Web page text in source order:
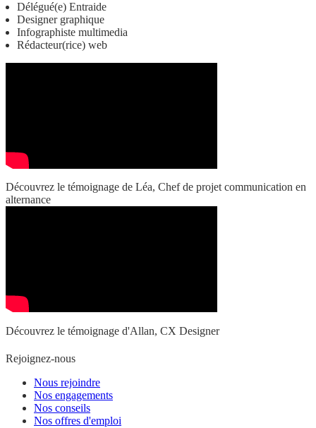
Délégué(e) Entraide
Designer graphique
Infographiste multimedia
Rédacteur(rice) web
Découvrez le témoignage de Léa, Chef de projet communication en
alternance
Découvrez le témoignage d'Allan, CX Designer
Rejoignez-nous
Nous rejoindre
Nos engagements
Nos conseils
Nos offres d'emploi